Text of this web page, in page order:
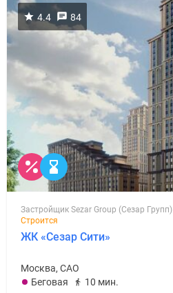
4.4 84
Застройщик Sezar Group (Сезар Групп)
Строится
ЖК «Сезар Сити»
Москва, САО
Беговая
10 мин.